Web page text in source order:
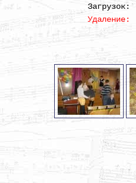
Загрузок:
Удаление: